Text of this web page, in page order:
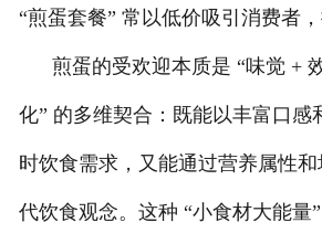
“煎蛋套餐” 常以低价吸引消费者，
煎蛋的受欢迎本质是 “味觉 +
化” 的多维契合：既能以丰富口感
时饮食需求，又能通过营养属性
代饮食观念。这种 “小食材大能量